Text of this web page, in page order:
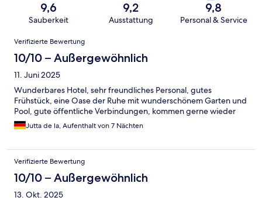
9,6
Sauberkeit
9,2
Ausstattung
9,8
Personal & Service
Bewertungen
Verifizierte Bewertung
10/10 – Außergewöhnlich
11. Juni 2025
Wunderbares Hotel, sehr freundliches Personal, gutes
Frühstück, eine Oase der Ruhe mit wunderschönem Garten und
Pool, gute öffentliche Verbindungen, kommen gerne wieder
Jutta de la, Aufenthalt von 7 Nächten
Verifizierte Bewertung
10/10 – Außergewöhnlich
13. Okt. 2025